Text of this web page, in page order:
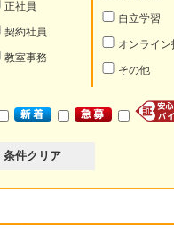
正社員
契約社員
教室事務
自立学習
オンライン
その他
条件クリア